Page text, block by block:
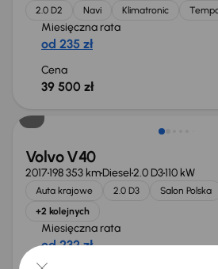
2.0 D2 Navi Klimatronic
Miesięczna rata
od 235 zł
Cena
39 500 zł
Volvo V40
2017198 353 kmDiesel2.0 D3110 kW
Auta krajowe 2.0 D3 Salon Polska
+2 kolejnych
Miesięczna rata
od 232 zł